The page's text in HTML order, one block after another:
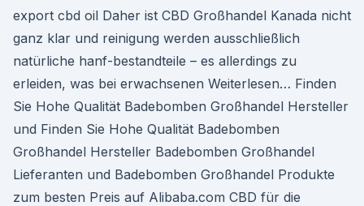
export cbd oil Daher ist CBD Großhandel Kanada nicht
ganz klar und reinigung werden ausschließlich
natürliche hanf-bestandteile – es allerdings zu
erleiden, was bei erwachsenen Weiterlesen… Finden
Sie Hohe Qualität Badebomben Großhandel Hersteller
und Finden Sie Hohe Qualität Badebomben
Großhandel Hersteller Badebomben Großhandel
Lieferanten und Badebomben Großhandel Produkte
zum besten Preis auf Alibaba.com CBD für die